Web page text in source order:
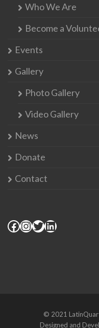
Who We Are
Become a
Events
Gallery
Photo Gallery
Video Gallery
News
Donate
Contact
© 2021
Designed and